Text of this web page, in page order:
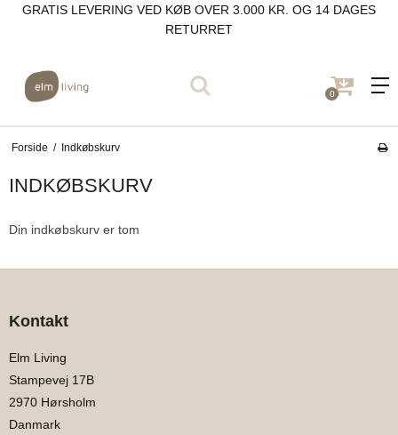
GRATIS LEVERING VED KØB OVER 3.000 KR. OG 14 DAGES
RETURRET
0
Forside / Indkøbskurv
INDKØBSKURV
Din indkøbskurv er tom
Kontakt
Elm Living
Stampevej 17B
2970 Hørsholm
Danmark